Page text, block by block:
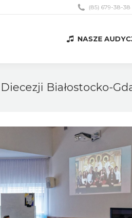
(85) 679-38-38
NASZE
Białostocko-